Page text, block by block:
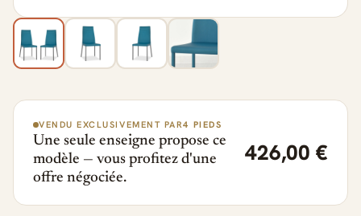
VENDU EXCLUSIVEMENT PAR4 PIEDS
Une seule enseigne propose ce
modèle — vous profitez d'une
offre négociée.
426,00 €